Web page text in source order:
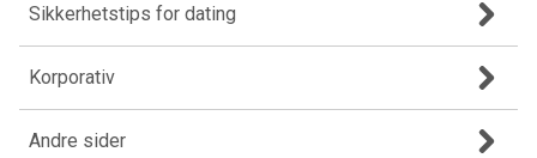
Sikkerhetstips for dating
Korporativ
Andre sider